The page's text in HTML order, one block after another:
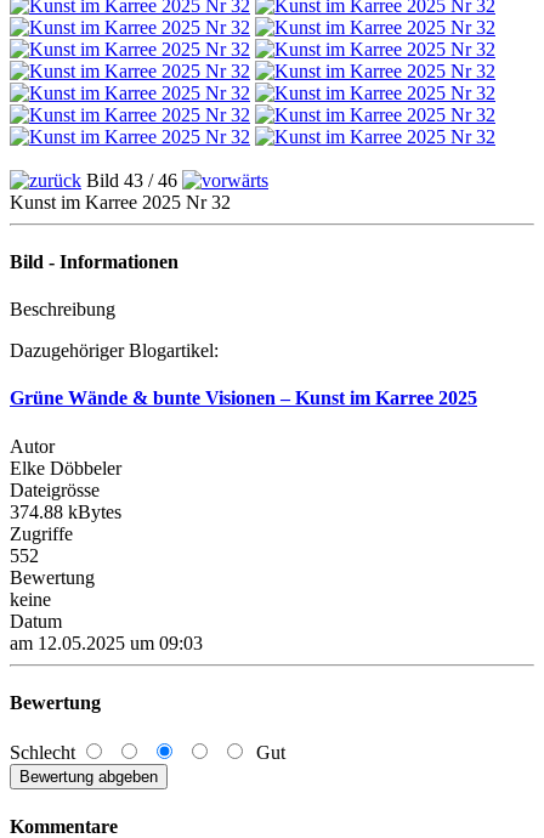
Bild 43 / 46
Kunst im Karree 2025 Nr 32
Bild - Informationen
Beschreibung
Dazugehöriger Blogartikel:
Grüne Wände & bunte Visionen – Kunst im Karree 2025
Autor
Elke Döbbeler
Dateigrösse
374.88 kBytes
Zugriffe
552
Bewertung
keine
Datum
am 12.05.2025 um 09:03
Bewertung
Schlecht Gut
Kommentare